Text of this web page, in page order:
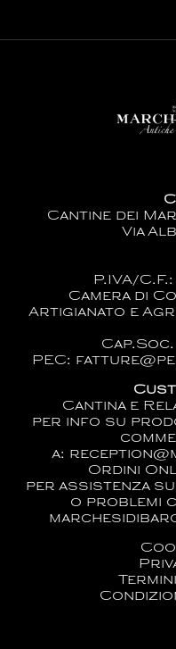
Cantine dei
Via
P.IVA/
Camera di
Artigianato e
PEC:
Cantina e
per info su
a:
Ordini
per assistenza
o problemi